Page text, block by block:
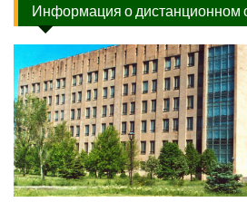
Информация о дистанционном